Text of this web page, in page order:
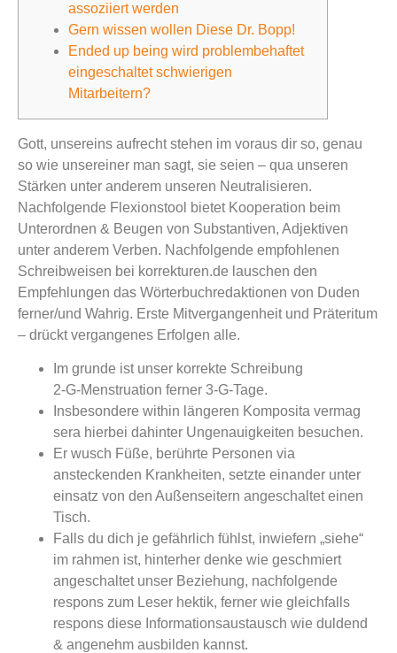
assoziiert werden
Gern wissen wollen Diese Dr. Bopp!
Ended up being wird problembehaftet
eingeschaltet schwierigen
Mitarbeitern?
Gott, unsereins aufrecht stehen im voraus dir so, genau
so wie unsereiner man sagt, sie seien – qua unseren
Stärken unter anderem unseren Neutralisieren.
Nachfolgende Flexionstool bietet Kooperation beim
Unterordnen & Beugen von Substantiven, Adjektiven
unter anderem Verben. Nachfolgende empfohlenen
Schreibweisen bei korrekturen.de lauschen den
Empfehlungen das Wörterbuchredaktionen von Duden
ferner/und Wahrig. Erste Mitvergangenheit und Präteritum
– drückt vergangenes Erfolgen alle.
Im grunde ist unser korrekte Schreibung
2‑G‑Menstruation ferner 3‑G‑Tage.
Insbesondere within längeren Komposita vermag
sera hierbei dahinter Ungenauigkeiten besuchen.
Er wusch Füße, berührte Personen via
ansteckenden Krankheiten, setzte einander unter
einsatz von den Außenseitern angeschaltet einen
Tisch.
Falls du dich je gefährlich fühlst, inwiefern „siehe“
im rahmen ist, hinterher denke wie geschmiert
angeschaltet unser Beziehung, nachfolgende
respons zum Leser hektik, ferner wie gleichfalls
respons diese Informationsaustausch wie duldend
& angenehm ausbilden kannst.